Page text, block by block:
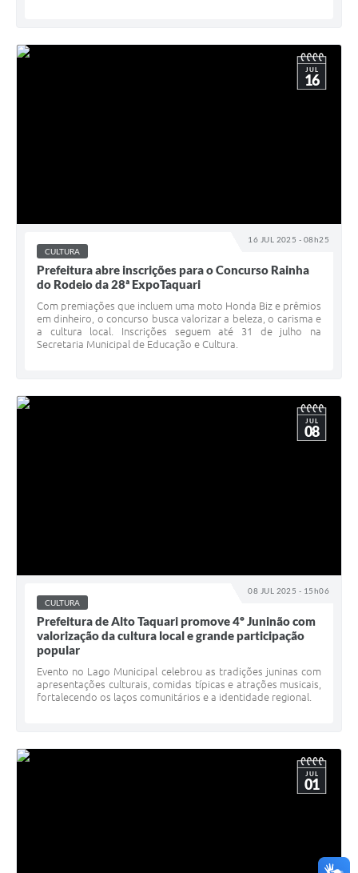
16 JUL 2025 - 08h25
JUL
16
CULTURA
Prefeitura abre inscrições para o Concurso Rainha
do Rodeio da 28ª ExpoTaquari
Com premiações que incluem uma moto Honda Biz e prêmios
em dinheiro, o concurso busca valorizar a beleza, o carisma e
a cultura local. Inscrições seguem até 31 de julho na
Secretaria Municipal de Educação e Cultura.
08 JUL 2025 - 15h06
JUL
08
CULTURA
Prefeitura de Alto Taquari promove 4º Juninão com
valorização da cultura local e grande participação
popular
Evento no Lago Municipal celebrou as tradições juninas com
apresentações culturais, comidas típicas e atrações musicais,
fortalecendo os laços comunitários e a identidade regional.
JUL
01